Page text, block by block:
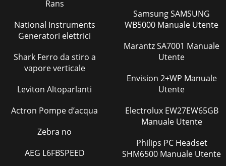
Rans
National Instruments
Generatori elettrici
Shark Ferro da stiro a
vapore verticale
Leviton Altoparlanti
Actron Pompe d’acqua
Zebra no
AEG L6FBSPEED
Samsung SAMSUNG
WB5000 Manuale Utente
Marantz SA7001 Manuale
Utente
Envision 2+WP Manuale
Utente
Electrolux EW27EW65GB
Manuale Utente
Philips PC Headset
SHM6500 Manuale Utente